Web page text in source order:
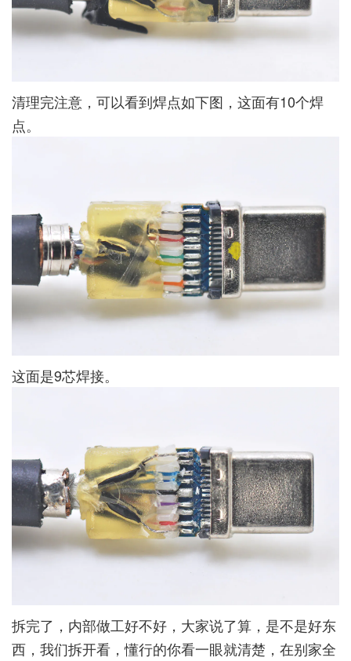
清理完注意，可以看到焊点如下图，这面有10个焊
点。
这面是9芯焊接。
拆完了，内部做工好不好，大家说了算，是不是好东
西，我们拆开看，懂行的你看一眼就清楚，在别家全